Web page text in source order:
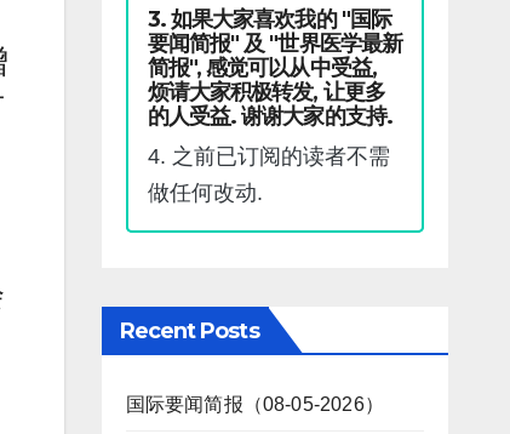
3. 如果大家喜欢我的 "国际
要闻简报" 及 "世界医学最新
简报", 感觉可以从中受益,
烦请大家积极转发, 让更多
的人受益. 谢谢大家的支持.
4. 之前已订阅的读者不需
做任何改动.
Recent Posts
国际要闻简报（08-05-2026）